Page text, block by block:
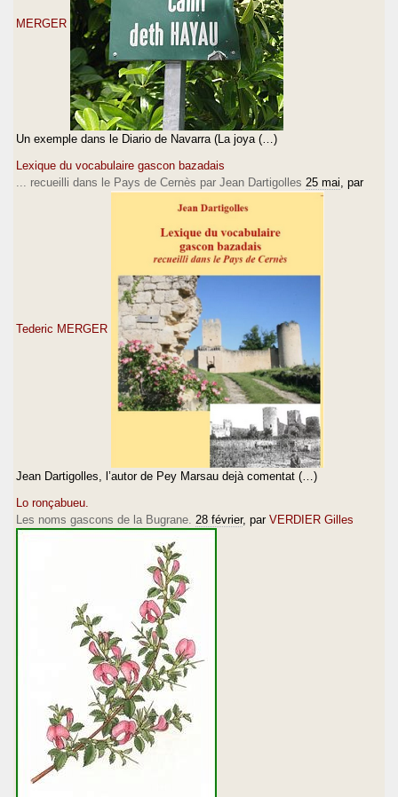
MERGER
Un exemple dans le Diario de Navarra (La joya (…)
Lexique du vocabulaire gascon bazadais
... recueilli dans le Pays de Cernès par Jean Dartigolles 25 mai , par
Tederic MERGER
Jean Dartigolles, l’autor de Pey Marsau dejà comentat (…)
Lo ronçabueu.
Les noms gascons de la Bugrane. 28 février, par VERDIER Gilles